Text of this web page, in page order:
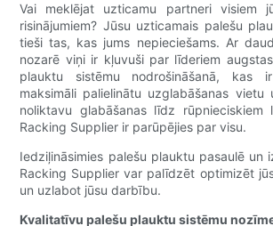
Vai meklējat uzticamu partneri visiem
risinājumiem? Jūsu uzticamais palešu
tieši tas, kas jums nepieciešams. Ar
nozarē viņi ir kļuvuši par līderiem
plauktu sistēmu nodrošināšanā, kas
maksimāli palielinātu uzglabāšanas
noliktavu glabāšanas līdz rūpnieciskiem
Racking Supplier ir parūpējies par visu.
Iedziļināsimies palešu plauktu pasaulē un
Racking Supplier var palīdzēt optimizēt
un uzlabot jūsu darbību.
Kvalitatīvu palešu plauktu sistēmu